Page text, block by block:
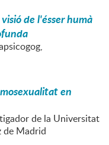
de l'ésser humà
en
de la Universitat
de Madrid